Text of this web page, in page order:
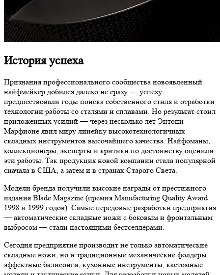
История успеха
Признания профессионального сообщества новоявленный
найфмейкер добился далеко не сразу — успеху
предшествовали годы поиска собственного стиля и отработки
технологии работы со сталями и сплавами. Но результат стоил
приложенных усилий — через несколько лет Энтони
Марфионе явил миру линейку высокотехнологичных
складных инструментов высочайшего качества. Найфоманы,
коллекционеры, эксперты и критики по достоинству оценили
эти работы. Так продукция новой компании стала популярной
сначала в США, а затем и в странах Старого Света.
Модели бренда получили высокие награды от престижного
издания Blade Magazine (премия Manufacturing Quality Award
1998 и 1999 годов). Самые передовые разработки предприятия
— автоматические складные ножи с боковым и фронтальным
выбросом — стали настоящими бестселлерами.
Сегодня предприятие производит не только автоматические
складные ножи, но и традиционные механические фолдеры,
эффектные балисонги, кухонные инструменты, кастомные